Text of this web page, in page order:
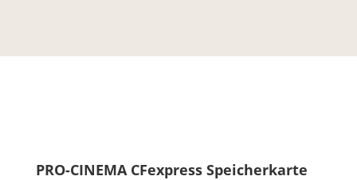
PRO-CINEMA CFexpress Speicherkarte